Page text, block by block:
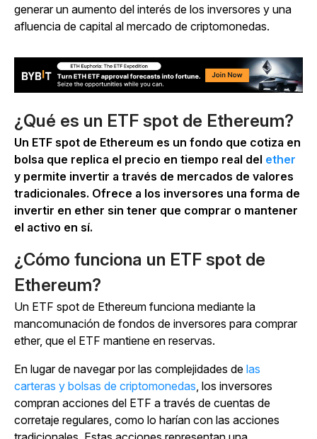
generar un aumento del interés de los inversores y una
afluencia de capital al mercado de criptomonedas.
¿Qué es un ETF spot de Ethereum?
Un ETF spot de Ethereum es un fondo que cotiza en
bolsa que replica el precio en tiempo real del ether
y permite invertir a través de mercados de valores
tradicionales. Ofrece a los inversores una forma de
invertir en ether sin tener que comprar o mantener
el activo en sí.
¿Cómo funciona un ETF spot de
Ethereum?
Un ETF spot de Ethereum funciona mediante la
mancomunación de fondos de inversores para comprar
ether, que el ETF mantiene en reservas.
En lugar de navegar por las complejidades de las
carteras y bolsas de criptomonedas, los inversores
compran acciones del ETF a través de cuentas de
corretaje regulares, como lo harían con las acciones